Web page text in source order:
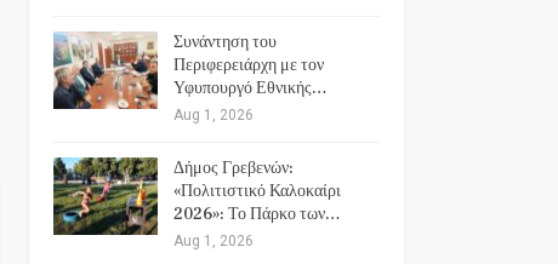
Συνάντηση του
Περιφερειάρχη με τον
Υφυπουργό Εθνικής…
Aug 1, 2026
Δήμος Γρεβενών:
«Πολιτιστικό Καλοκαίρι
2026»: Το Πάρκο των…
Aug 1, 2026